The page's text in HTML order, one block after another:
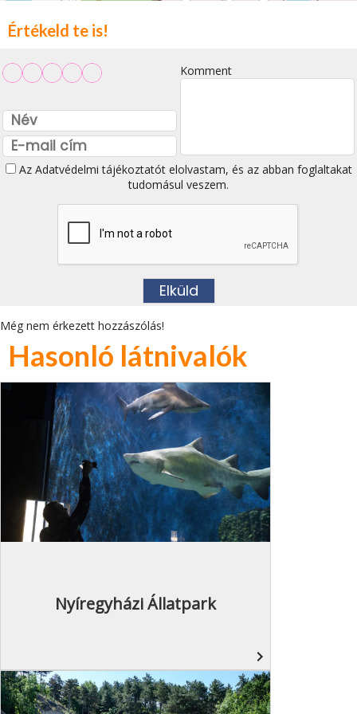
Értékeld te is!
Komment
Az Adatvédelmi tájékoztatótelolvastam, és az abban foglaltakat
tudomásul veszem.
Még nem érkezett hozzászólás!
Hasonló látnivalók
Nyíregyházi Állatpark
navigate_next